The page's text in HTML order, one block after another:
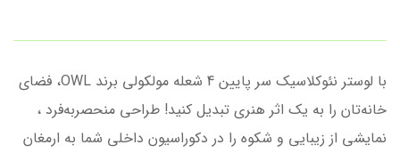
با لوستر نئوکلاسیک سر پایین 4 شعله مولکولی برند OWL، فضای
خانه‌تان را به یک اثر هنری تبدیل کنید! طراحی منحصر‌به‌فرد ،
نمایشی از زیبایی و شکوه را در دکوراسیون داخلی شما به ارمغان